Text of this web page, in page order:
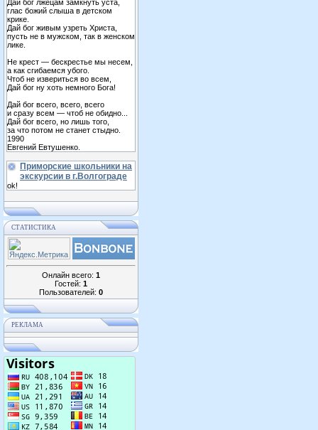
Дай бог лжецам замкнуть уста,
глас божий слыша в детском
крике.
Дай бог живым узреть Христа,
пусть не в мужском, так в женском
лике.
Не крест — бескрестье мы несем,
а как сгибаемся убого.
Чтоб не извериться во всем,
Дай бог ну хоть немного Бога!
Дай бог всего, всего, всего
и сразу всем — чтоб не обидно...
Дай бог всего, но лишь того,
за что потом не станет стыдно.
1990
Евгений Евтушенко.
Приморские школьники на
экскурсии в г.Волгограде
ok!
СТАТИСТИКА
Онлайн всего: 1
Гостей: 1
Пользователей: 0
РЕКЛАМА